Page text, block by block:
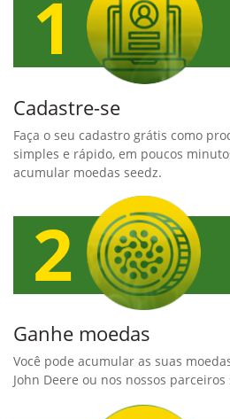
Cadastre-se
Faça o seu cadastro grátis como
simples e rápido, em poucos
acumular moedas seedz.
Ganhe moedas
Você pode acumular as suas
John Deere ou nos nossos parceiros